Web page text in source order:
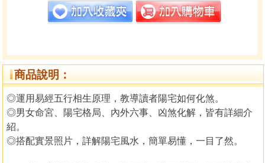
商品說明：
◎運用易經五行相生原理，教導讀者陽宅如何化煞。
◎男女命宮、陽宅格局、內外六事、凶煞化解，皆有詳細介
紹。
◎搭配實景照片，詳解陽宅風水，簡單易懂，一目了然。